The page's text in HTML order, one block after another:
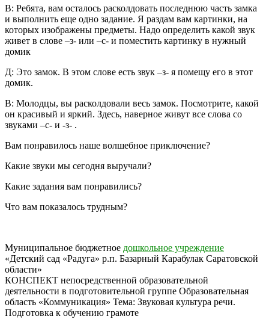
В: Ребята, вам осталось расколдовать последнюю часть замка
и выполнить еще одно задание. Я раздам вам картинки, на
которых изображены предметы. Надо определить какой звук
живет в слове –з- или –с- и поместить картинку в нужный
домик
Д: Это замок. В этом слове есть звук –з- я помещу его в этот
домик.
В: Молодцы, вы расколдовали весь замок. Посмотрите, какой
он красивый и яркий. Здесь, наверное живут все слова со
звуками –с- и -з- .
Вам понравилось наше волшебное приключение?
Какие звуки мы сегодня выручали?
Какие задания вам понравились?
Что вам показалось трудным?
Муниципальное бюджетное дошкольное учреждение
«Детский сад «Радуга» р.п. Базарный Карабулак Саратовской
области»
КОНСПЕКТ непосредственной образовательной
деятельности в подготовительной группе Образовательная
область «Коммуникация» Тема: Звуковая культура речи.
Подготовка к обучению грамоте